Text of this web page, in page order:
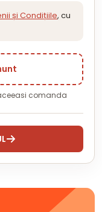
și Condițiile, cu
comanda